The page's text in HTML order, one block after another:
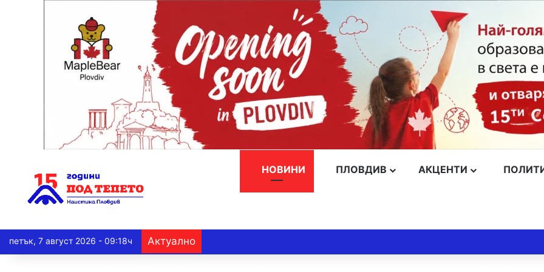
НОВИНИ ПЛОВДИВ АКЦЕНТИ
петък, 7 август 2026 - 09:18ч Актуално